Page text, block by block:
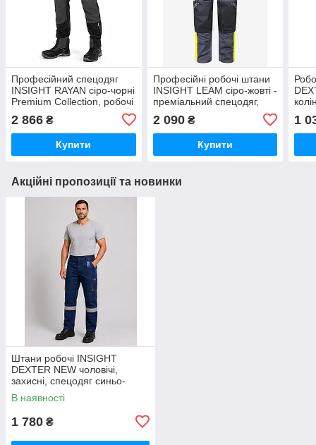
Професійний спецодяг
INSIGHT RAYAN сіро-чорні
Premium Collection, робочі
2 866 ₴
Купити
Професійні робочі штани
INSIGHT LEAM сіро-жовті -
преміальний спецодяг,
комфорт на весь день
2 090₴
Купити
1
Акційні пропозиції та новинки
Штани робочі INSIGHT
DEXTER NEW чоловічі,
захисні, спецодяг синьо-
бежевий
В наявності
1 780 ₴